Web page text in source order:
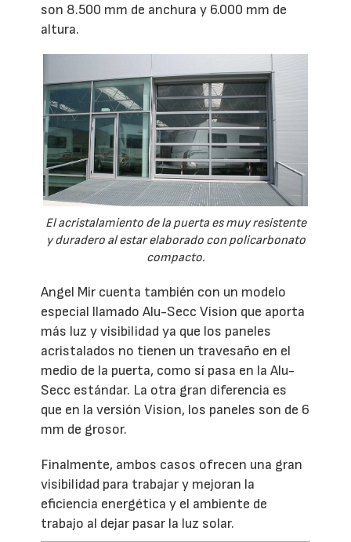
son 8.500 mm de anchura y 6.000 mm de
altura.
El acristalamiento de la puerta es muy resistente
y duradero al estar elaborado con policarbonato
compacto.
Angel Mir cuenta también con un modelo
especial llamado Alu-Secc Vision que aporta
más luz y visibilidad ya que los paneles
acristalados no tienen un travesaño en el
medio de la puerta, como sí pasa en la Alu-
Secc estándar. La otra gran diferencia es
que en la versión Vision, los paneles son de 6
mm de grosor.
Finalmente, ambos casos ofrecen una gran
visibilidad para trabajar y mejoran la
eficiencia energética y el ambiente de
trabajo al dejar pasar la luz solar.